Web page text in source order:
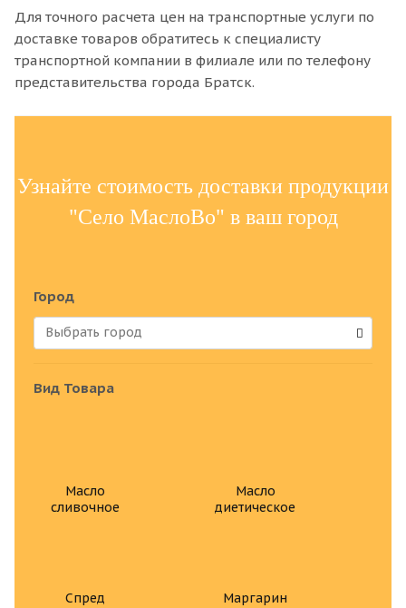
Для точного расчета цен на транспортные услуги по
доставке товаров обратитесь к специалисту
транспортной компании в филиале или по телефону
представительства города Братск.
Узнайте стоимость доставки продукции
"Село МаслоВо" в ваш город
Город
Вид Товара
Масло
сливочное
Масло
диетическое
Спред Маргарин